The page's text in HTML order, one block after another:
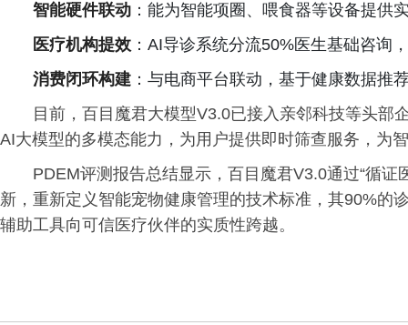
智能硬件联动 ：能为智能项圈、喂食器等设备提供
医疗机构提效 ：AI导诊系统分流50%医生基础咨询
消费闭环构建 ：与电商平台联动，基于健康数据推
目前，百目魔君大模型V3.0已接入亲邻科技等头部
AI大模型的多模态能力，为用户提供即时筛查服务，为
PDEM评测报告总结显示，百目魔君V3.0通过“循
新，重新定义智能宠物健康管理的技术标准，其90%的
辅助工具向可信医疗伙伴的实质性跨越。